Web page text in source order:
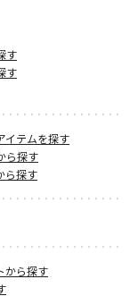
す
す
イテムを探す
ら探す
ら探す
から探す